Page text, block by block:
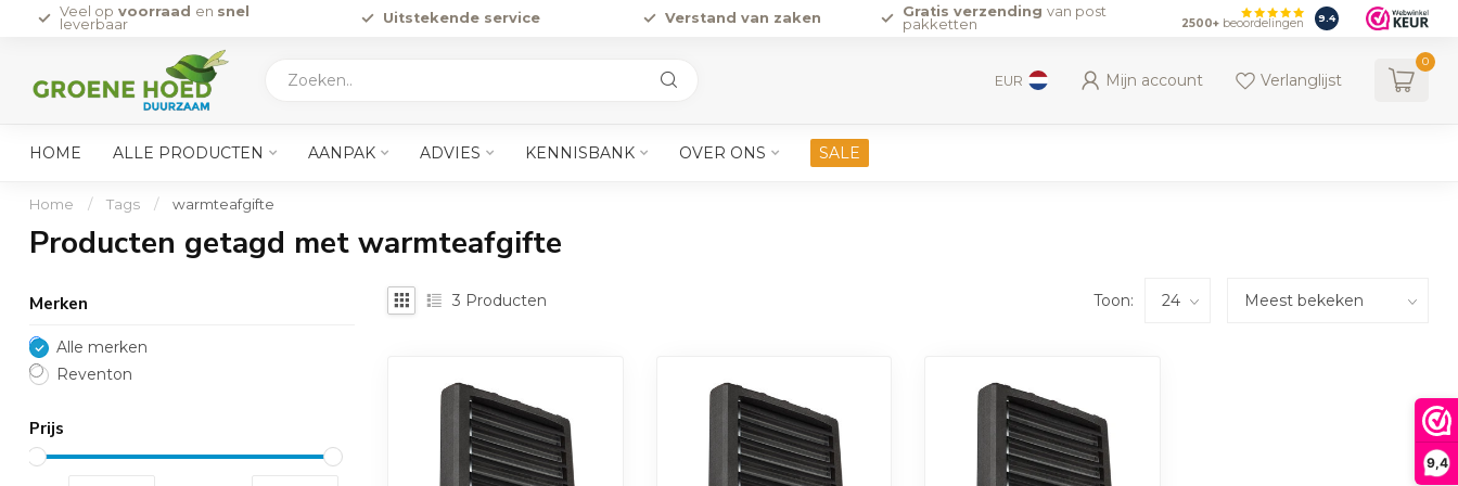
9,4
Veel op voorraad en snel
leverbaar
Uitstekende service Verstand van zaken Gratis verzending van post
pakketten
2500+ beoordelingen 9.4
EUR Mijn account Verlanglijst
0
HOME ALLE PRODUCTEN AANPAK ADVIES KENNISBANK OVER ONS SALE
Home / Tags / warmteafgifte
Producten getagd met warmteafgifte
Merken
Alle merken
Reventon
Prijs
3 Producten Toon: